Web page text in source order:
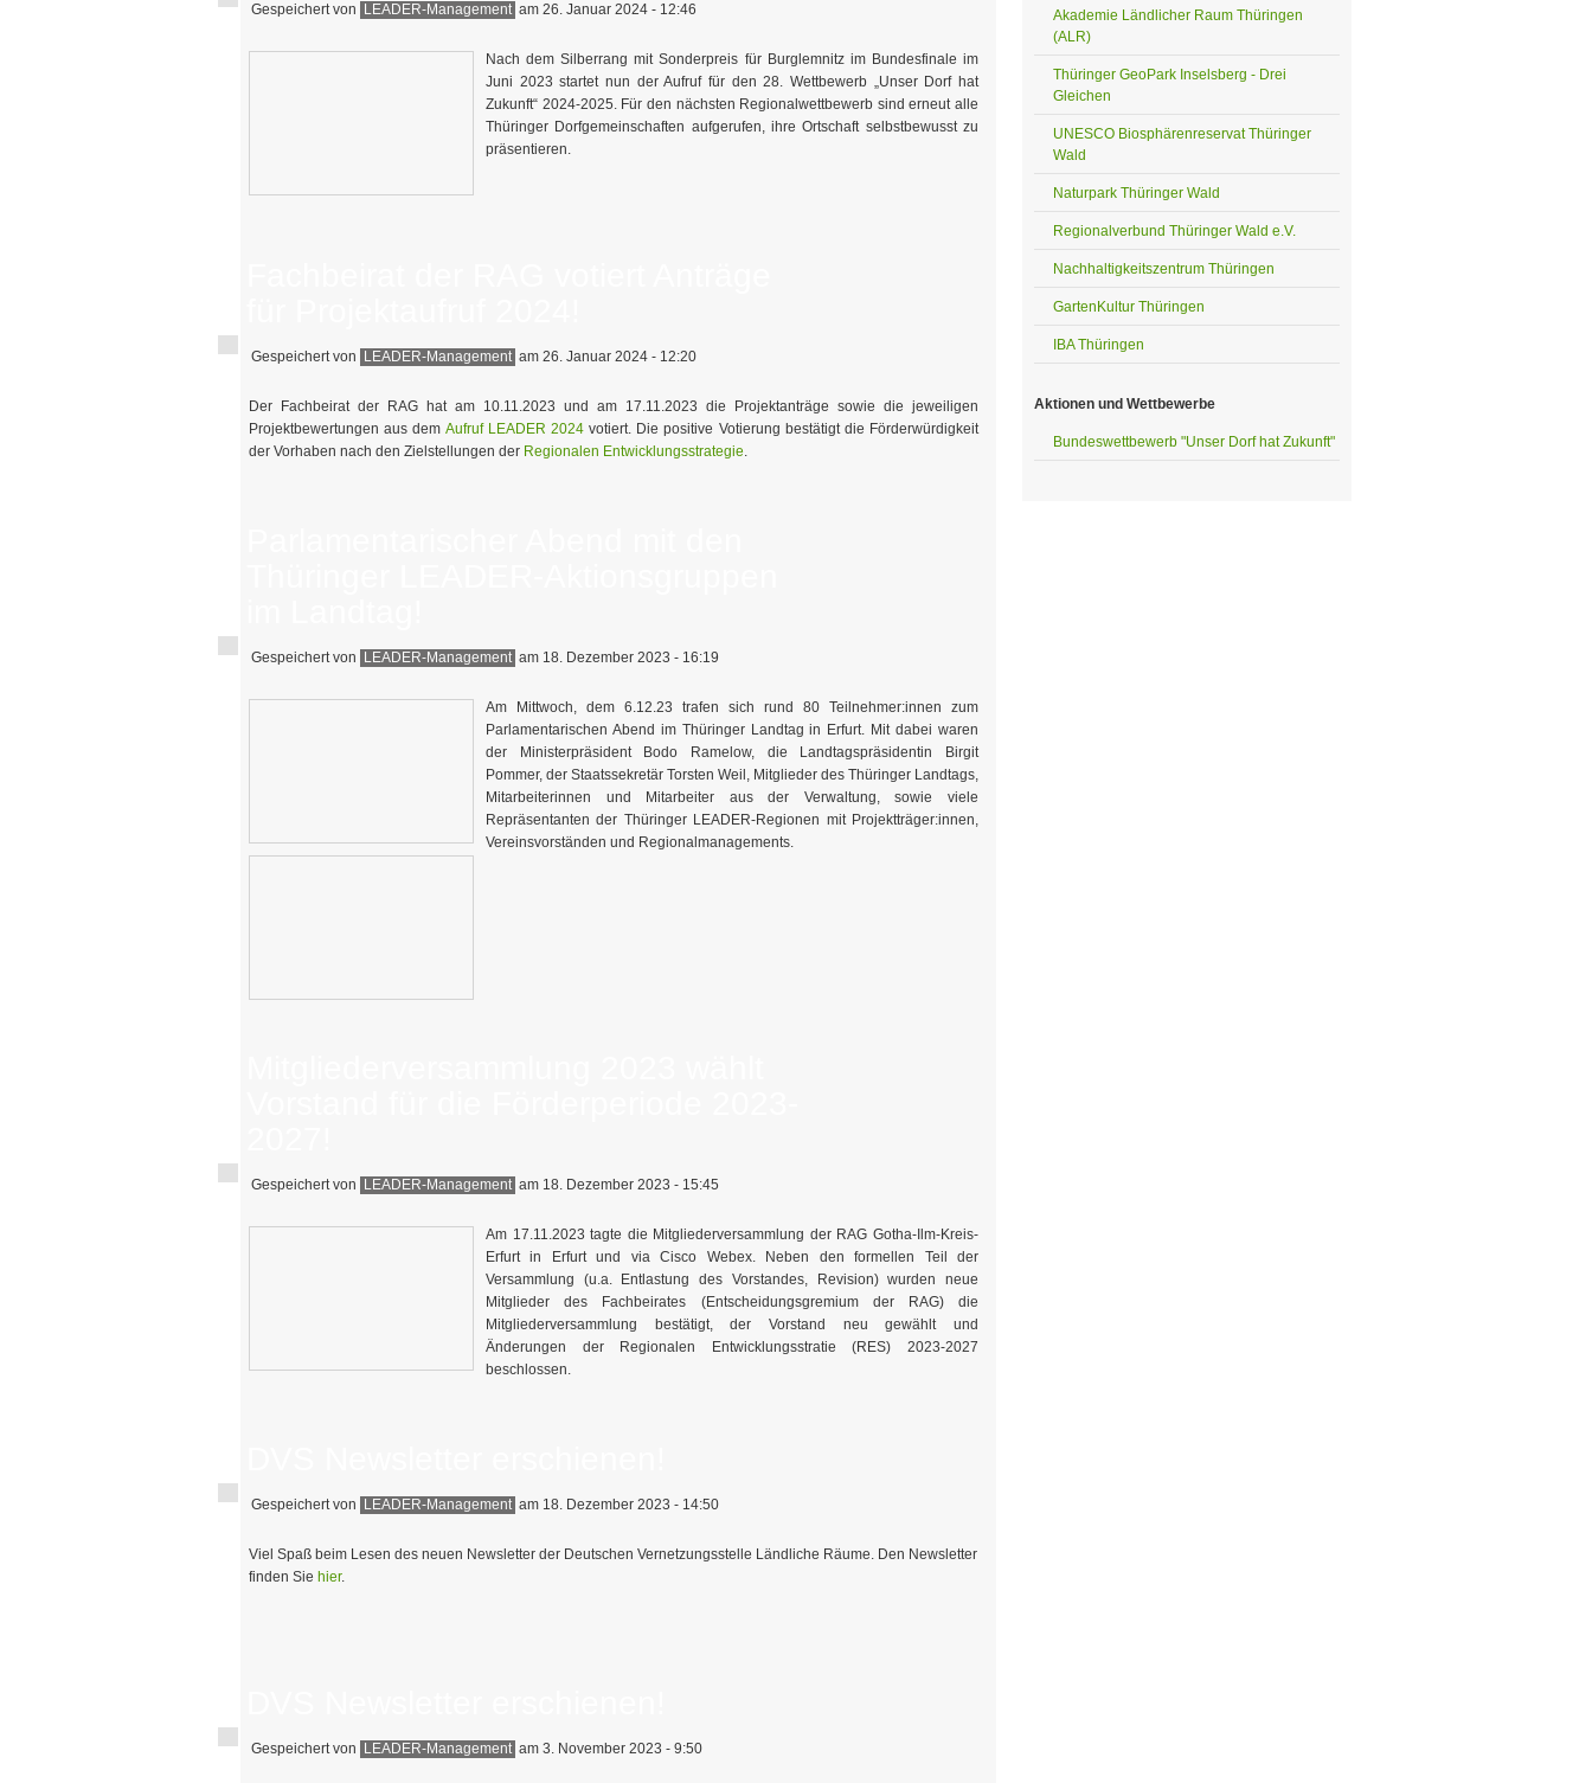
Akademie Ländlicher Raum Thüringen
(ALR)
Thüringer GeoPark Inselsberg - Drei
Gleichen
UNESCO Biosphärenreservat Thüringer
Wald
Naturpark Thüringer Wald
Regionalverbund Thüringer Wald e.V.
Nachhaltigkeitszentrum Thüringen
GartenKultur Thüringen
IBA Thüringen
Aktionen und Wettbewerbe
Bundeswettbewerb "Unser Dorf hat Zukunft"
Gespeichert von LEADER-Management am 26. Januar 2024 - 12:46
Nach dem Silberrang mit Sonderpreis für Burglemnitz im Bundesfinale im
Juni 2023 startet nun der Aufruf für den 28. Wettbewerb „Unser Dorf hat
Zukunft“ 2024-2025. Für den nächsten Regionalwettbewerb sind erneut alle
Thüringer Dorfgemeinschaften aufgerufen, ihre Ortschaft selbstbewusst zu
präsentieren.
Gespeichert von LEADER-Management am 26. Januar 2024 - 12:20
Der Fachbeirat der RAG hat am 10.11.2023 und am 17.11.2023 die Projektanträge sowie die jeweiligen
Projektbewertungen aus dem Aufruf LEADER 2024votiert. Die positive Votierung bestätigt die Förderwürdigkeit
der Vorhaben nach den Zielstellungen der Regionalen Entwicklungsstrategie.
Gespeichert von LEADER-Management am 18. Dezember 2023 - 16:19
Am Mittwoch, dem 6.12.23 trafen sich rund 80 Teilnehmer:innen zum
Parlamentarischen Abend im Thüringer Landtag in Erfurt. Mit dabei waren
der Ministerpräsident Bodo Ramelow, die Landtagspräsidentin Birgit
Pommer, der Staatssekretär Torsten Weil, Mitglieder des Thüringer Landtags,
Mitarbeiterinnen und Mitarbeiter aus der Verwaltung, sowie viele
Repräsentanten der Thüringer LEADER-Regionen mit Projektträger:innen,
Vereinsvorständen und Regionalmanagements.
Gespeichert von LEADER-Management am 18. Dezember 2023 - 15:45
Am 17.11.2023 tagte die Mitgliederversammlung der RAG Gotha-Ilm-Kreis-
Erfurt in Erfurt und via Cisco Webex. Neben den formellen Teil der
Versammlung (u.a. Entlastung des Vorstandes, Revision) wurden neue
Mitglieder des Fachbeirates (Entscheidungsgremium der RAG) die
Mitgliederversammlung bestätigt, der Vorstand neu gewählt und
Änderungen der Regionalen Entwicklungsstratie (RES) 2023-2027
beschlossen.
Gespeichert von LEADER-Management am 18. Dezember 2023 - 14:50
Viel Spaß beim Lesen des neuen Newsletter der Deutschen Vernetzungsstelle Ländliche Räume. Den Newsletter
finden Sie hier.
Gespeichert von LEADER-Management am 3. November 2023 - 9:50